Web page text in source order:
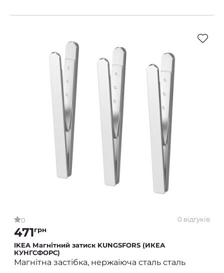
0 0 відгуків
471грн
IKEA Магнітний затиск KUNGSFORS (ИКЕА
КУНГСФОРС)
Магнітна застібка, нержаіюча сталь сталь